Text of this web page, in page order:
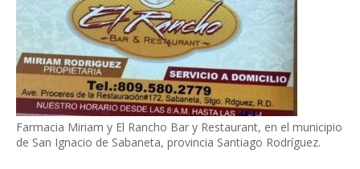
Farmacia Miriam y El Rancho Bar y Restaurant, en el municipio
de San Ignacio de Sabaneta, provincia Santiago Rodríguez.